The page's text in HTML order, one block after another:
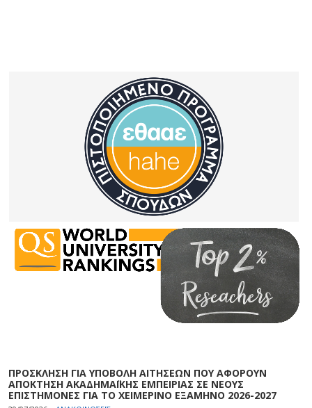
ΠΡΟΣΚΛΗΣΗ ΓΙΑ ΥΠΟΒΟΛΗ ΑΙΤΗΣΕΩΝ ΠΟΥ ΑΦΟΡΟΥΝ
ΑΠΟΚΤΗΣΗ ΑΚΑΔΗΜΑΪΚΗΣ ΕΜΠΕΙΡΙΑΣ ΣΕ ΝΕΟΥΣ
ΕΠΙΣΤΗΜΟΝΕΣ ΓΙΑ ΤΟ ΧΕΙΜΕΡΙΝΟ ΕΞΑΜΗΝΟ 2026-2027